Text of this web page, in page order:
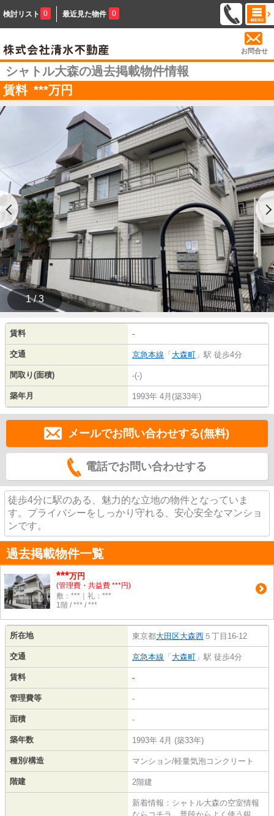
検討リスト 0 最近見た物件 0
お問合せ
シャトル大森の過去掲載物件情報
賃料 ***万円
1 / 3
賃料 -
交通 京急本線 「 大森町 」駅 徒歩4分
間取り(面積) -(-)
築年月 1993年 4月(築33年)
メールでお問い合わせする(無料)
電話でお問い合わせする
徒歩4分に駅のある、魅力的な立地の物件となっていま
す。プライバシーをしっかり守れる、安心安全なマンショ
ンです。
過去掲載物件一覧
***万円
(管理費・共益費 ***円)
敷：***｜礼：***
1階 / *** / ***
所在地 東京都大田区大森西 ５丁目16-12
交通 京急本線 「 大森町 」駅 徒歩4分
賃料 -
管理費等 -
面積 -
築年数 1993年 4月 (築33年)
種別/構造 マンション/軽量気泡コンクリート
階建 2階建
新着情報：シャトル大森の空室情報